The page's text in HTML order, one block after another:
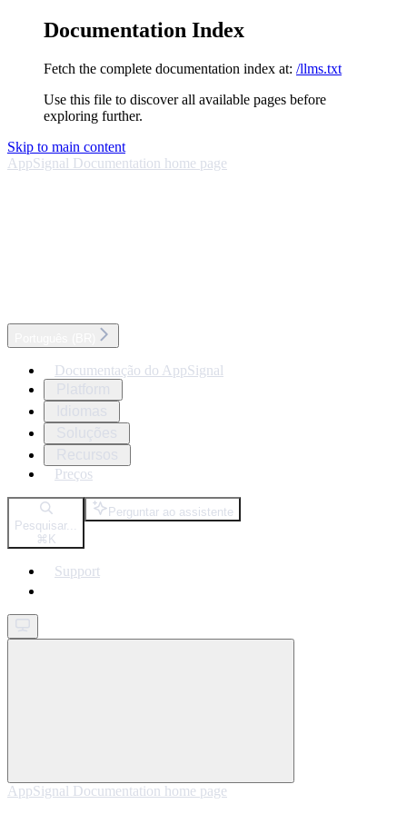
Documentation Index
Fetch the complete documentation index at: /llms.txt
Use this file to discover all available pages before
exploring further.
Skip to main content
AppSignal Documentation home page
Documentação do AppSignal
Preços
Pesquisar...
⌘ K
Perguntar ao assistente
Support
AppSignal Documentation home page